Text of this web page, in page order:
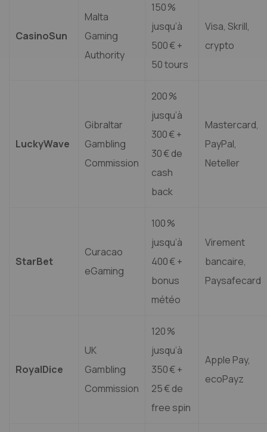
CasinoSun
Malta
Gaming
Authority
150 %
jusqu’à
500 € +
50 tours
Visa, Skrill,
crypto
LuckyWave
Gibraltar
Gambling
Commission
200 %
jusqu’à
300 € +
30 € de
cash
back
Mastercard,
PayPal,
Neteller
StarBet
Curacao
eGaming
100 %
jusqu’à
400 € +
bonus
météo
Virement
bancaire,
Paysafecard
RoyalDice
UK
Gambling
Commission
120 %
jusqu’à
350 € +
25 € de
free spin
Apple Pay,
ecoPayz